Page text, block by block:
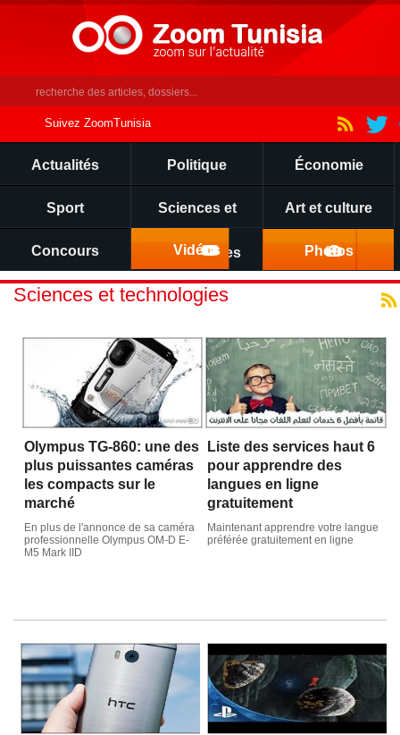
Suivez ZoomTunisia
Actualités Politique Économie
Sport Sciences et
technologies
Art et culture
Concours Vidéos Photos
Sciences et technologies
Liste des services haut 6
pour apprendre des
langues en ligne
gratuitement
Maintenant apprendre votre langue
préférée gratuitement en ligne
Olympus TG-860: une des
plus puissantes caméras
les compacts sur le
marché
En plus de l'annonce de sa caméra
professionnelle Olympus OM-D E-
M5 Mark IID